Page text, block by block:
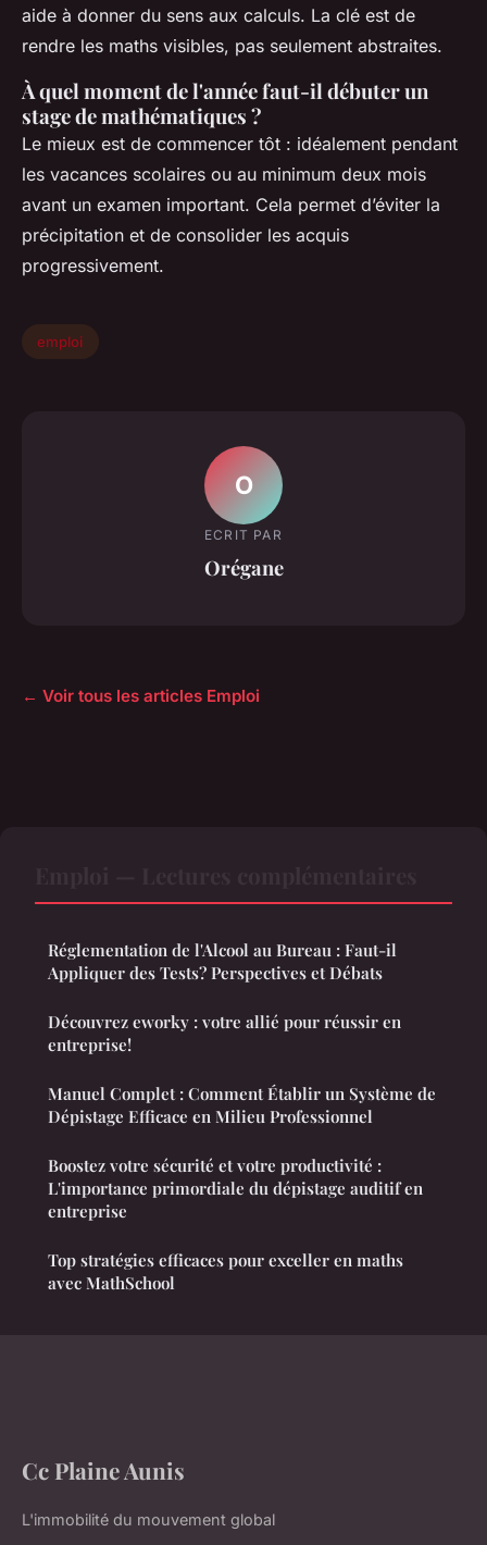
aide à donner du sens aux calculs. La clé est de
rendre les maths visibles, pas seulement abstraites.
À quel moment de l'année faut-il débuter un
stage de mathématiques ?
Le mieux est de commencer tôt : idéalement pendant
les vacances scolaires ou au minimum deux mois
avant un examen important. Cela permet d’éviter la
précipitation et de consolider les acquis
progressivement.
emploi
O
ECRIT PAR
Orégane
← Voir tous les articles Emploi
Réglementation de l'Alcool au Bureau : Faut-il
Appliquer des Tests? Perspectives et Débats
Découvrez eworky : votre allié pour réussir en
entreprise!
Manuel Complet : Comment Établir un Système de
Dépistage Efficace en Milieu Professionnel
Boostez votre sécurité et votre productivité :
L'importance primordiale du dépistage auditif en
entreprise
Top stratégies efficaces pour exceller en maths
avec MathSchool
Cc Plaine Aunis
L'immobilité du mouvement global